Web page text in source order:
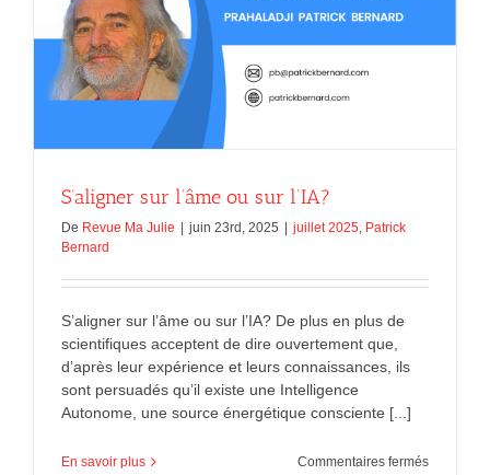
S’aligner sur l’âme ou sur l’IA?
De Revue Ma Julie | juin 23rd, 2025 | juillet 2025 Patrick
Bernard
S’aligner sur l’âme ou sur l’IA? De plus en plus de
scientifiques acceptent de dire ouvertement que,
d’après leur expérience et leurs connaissances, ils
sont persuadés qu’il existe une Intelligence
Autonome, une source énergétique consciente [...]
En savoir plus Commentaires ferméssur